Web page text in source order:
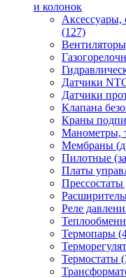
и колонок
Аксессуары,
(127)
Датчики
Датчики
Клапана
Краны
Манометры,
Мембраны
Пилотные
Платы
Прессостаты
Реле
Термопары
Термостаты